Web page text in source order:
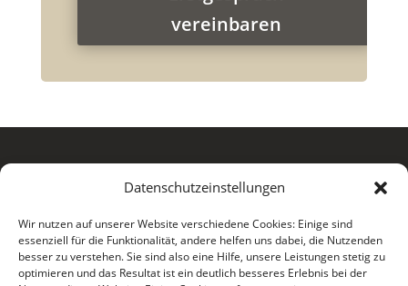
Datenschutzeinstellungen
Wir nutzen auf unserer Website verschiedene Cookies: Einige sind
essenziell für die Funktionalität, andere helfen uns dabei, die Nutzenden
besser zu verstehen. Sie sind also eine Hilfe, unsere Leistungen stetig zu
optimieren und das Resultat ist ein deutlich besseres Erlebnis bei der
vereinbaren
 +49 (0) 177 465 84 19